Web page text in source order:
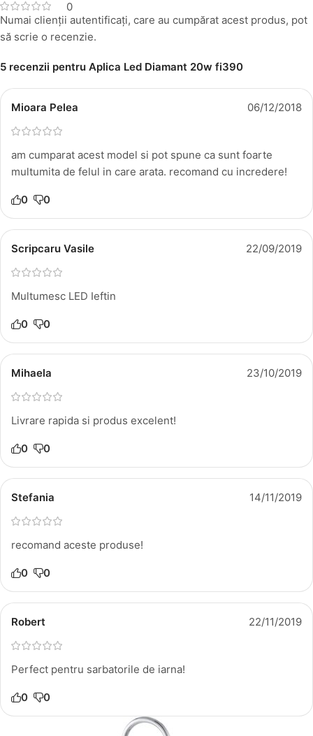
0
5 recenzii pentru Aplica Led Diamant 20w fi390
Mioara Pelea 06/12/2018
am cumparat acest model si pot spune ca sunt foarte
multumita de felul in care arata. recomand cu incredere!
0 0
Scripcaru Vasile 22/09/2019
Multumesc LED Ieftin
0 0
Mihaela 23/10/2019
Livrare rapida si produs excelent!
0 0
Stefania 14/11/2019
recomand aceste produse!
0 0
Robert 22/11/2019
Perfect pentru sarbatorile de iarna!
0 0
Numai clienții autentificați, care au cumpărat acest produs, pot
să scrie o recenzie.